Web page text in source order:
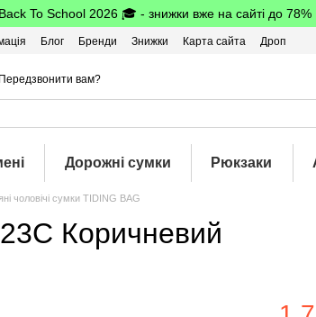
Back To School 2026 🎓 - знижки вже на сайті до 78%
Блог Бренди Знижки Карта сайта
Дроп
Передзвонити вам?
Дорожні сумки Рюкзаки
чоловічі сумки TIDING BAG
Коричневий